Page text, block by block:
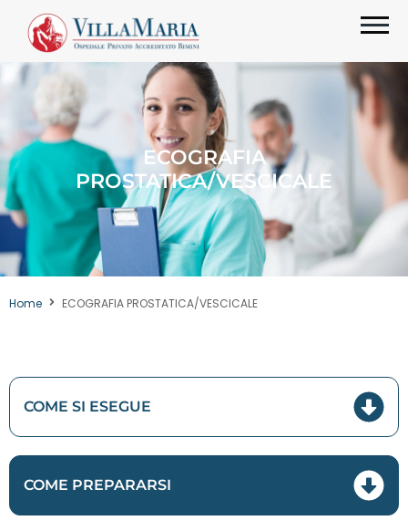
ECOGRAFIA
PROSTATICA/VESCICALE
Home ECOGRAFIA PROSTATICA/VESCICALE
COME SI ESEGUE
COME PREPARARSI